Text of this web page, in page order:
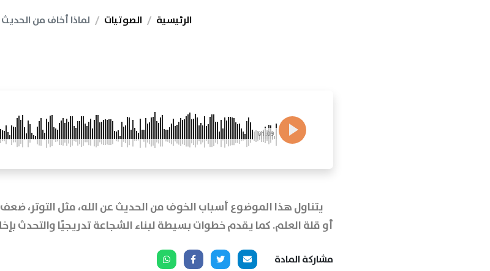
الرئيسية الصوتيات لماذا أخاف من
01:09
يتناول هذا الموضوع أسباب الخوف من الحديث عن الله، مثل التوتر،
أو قلة العلم. كما يقدم خطوات بسيطة لبناء الشجاعة تدريجيًا والتحدث
مشاركة المادة